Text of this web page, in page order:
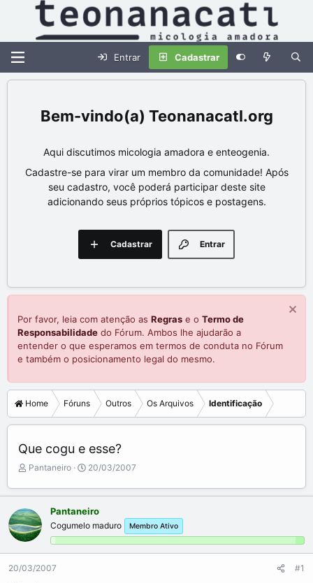
Entrar Cadastrar
Teonanacatl.org
Aqui discutimos micologia amadora e enteogenia.
Cadastre-se para virar um membro da comunidade! Após
seu cadastro, você poderá participar deste site
adicionando seus próprios tópicos e postagens.
Entrar
Cadastrar
Por favor, leia com atenção as Regras e o Termo de
Responsabilidade do Fórum. Ambos lhe ajudarão a
entender o que esperamos em termos de conduta no Fórum
e também o posicionamento legal do mesmo.
Home Fóruns Outros Os Arquivos Identificação
Que cogu e esse?
C
i
d
o
r
d
o
Pantaneiro
D
t
d
e
i
n
20/03/2007
Pantaneiro
Cogumelo maduro Membro Ativo
20/03/2007 #1